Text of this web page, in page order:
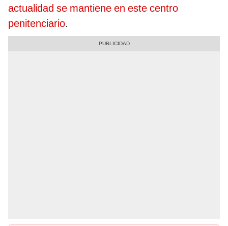
actualidad se mantiene en este centro
penitenciario.